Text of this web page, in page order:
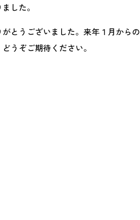
した。
とうございました。来年１月からの
うぞご期待ください。